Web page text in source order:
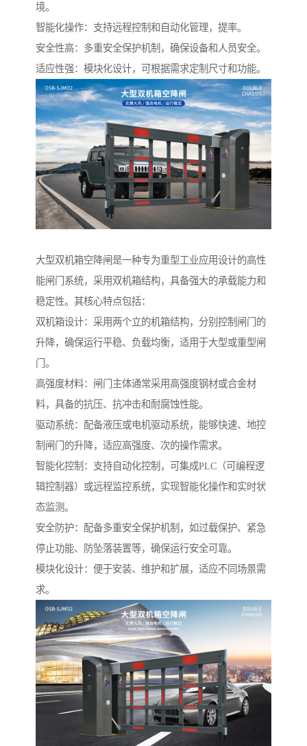
境。
智能化操作：支持远程控制和自动化管理，提率。
安全性高：多重安全保护机制，确保设备和人员安全。
适应性强：模块化设计，可根据需求定制尺寸和功能。
大型双机箱空降闸是一种专为重型工业应用设计的高性
能闸门系统，采用双机箱结构，具备强大的承载能力和
稳定性。其核心特点包括：
双机箱设计：采用两个立的机箱结构，分别控制闸门的
升降，确保运行平稳、负载均衡，适用于大型或重型闸
门。
高强度材料：闸门主体通常采用高强度钢材或合金材
料，具备的抗压、抗冲击和耐腐蚀性能。
驱动系统：配备液压或电机驱动系统，能够快速、地控
制闸门的升降，适应高强度、次的操作需求。
智能化控制：支持自动化控制，可集成PLC（可编程逻
辑控制器）或远程监控系统，实现智能化操作和实时状
态监测。
安全防护：配备多重安全保护机制，如过载保护、紧急
停止功能、防坠落装置等，确保运行安全可靠。
模块化设计：便于安装、维护和扩展，适应不同场景需
求。